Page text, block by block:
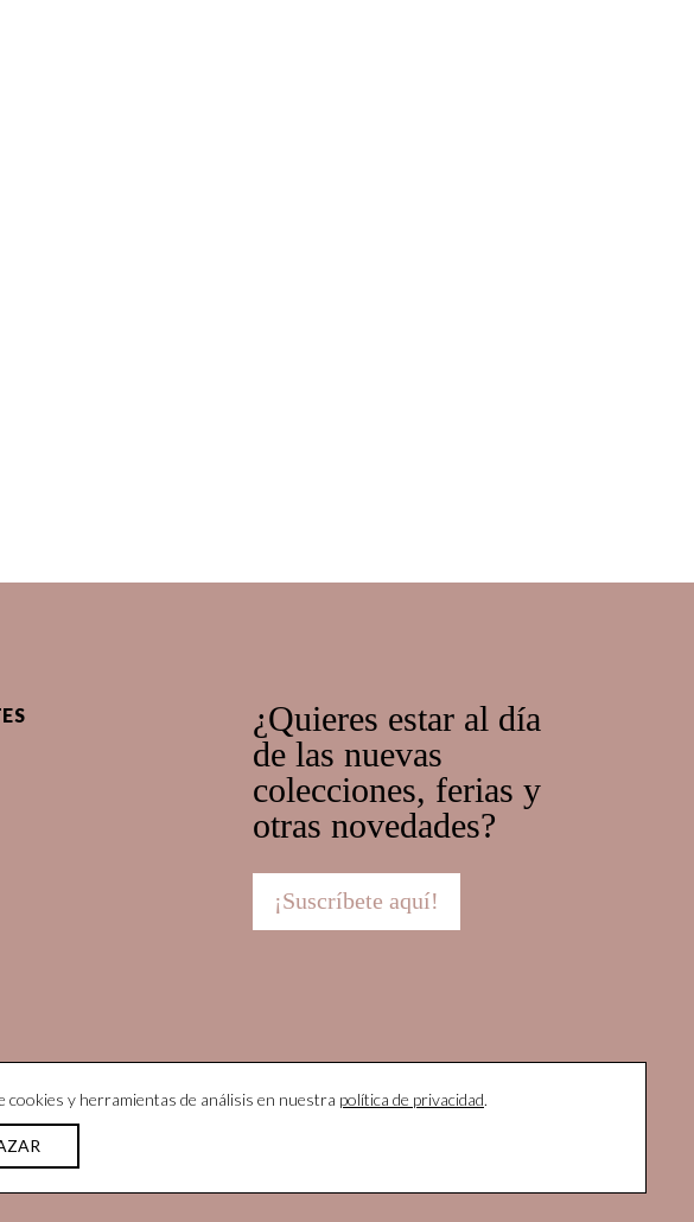
¿Quieres estar al día
de las nuevas
colecciones, ferias y
otras novedades?
¡Suscríbete aquí!
|Política de privacidad
cookies y herramientas de análisis en nuestra política de privacidad.